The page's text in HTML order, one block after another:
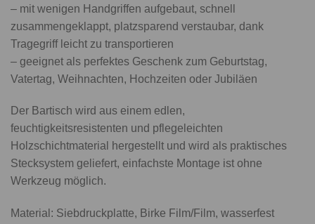
– mit wenigen Handgriffen aufgebaut, schnell
zusammengeklappt, platzsparend verstaubar, dank
Tragegriff leicht zu transportieren
– geeignet als perfektes Geschenk zum Geburtstag,
Vatertag, Weihnachten, Hochzeiten oder Jubiläen
Der Bartisch wird aus einem edlen,
feuchtigkeitsresistenten und pflegeleichten
Holzschichtmaterial hergestellt und wird als praktisches
Stecksystem geliefert, einfachste Montage ist ohne
Werkzeug möglich.
Material: Siebdruckplatte, Birke Film/Film, wasserfest